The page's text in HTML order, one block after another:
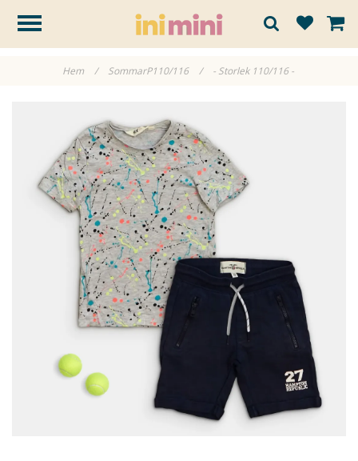
Hem / SommarP110/116 / - Storlek 110/116 -